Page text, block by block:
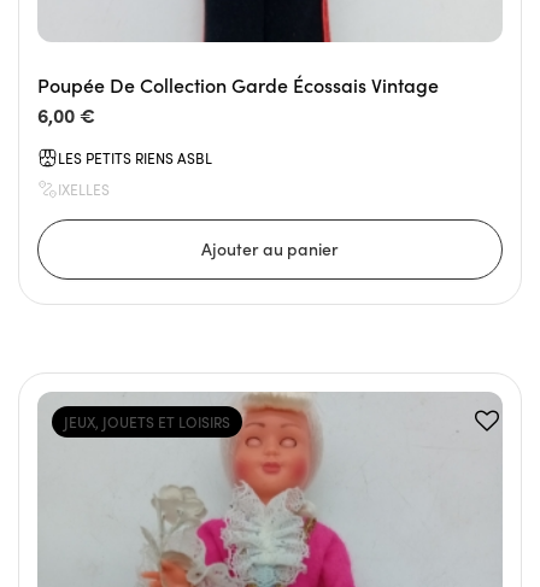
Poupée De Collection Garde Écossais Vintage
6,00 €
LES PETITS RIENS ASBL
IXELLES
JEUX, JOUETS ET LOISIRS